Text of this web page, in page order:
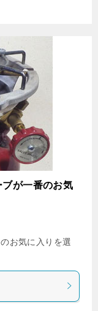
が一番のお気
お気に入りを選